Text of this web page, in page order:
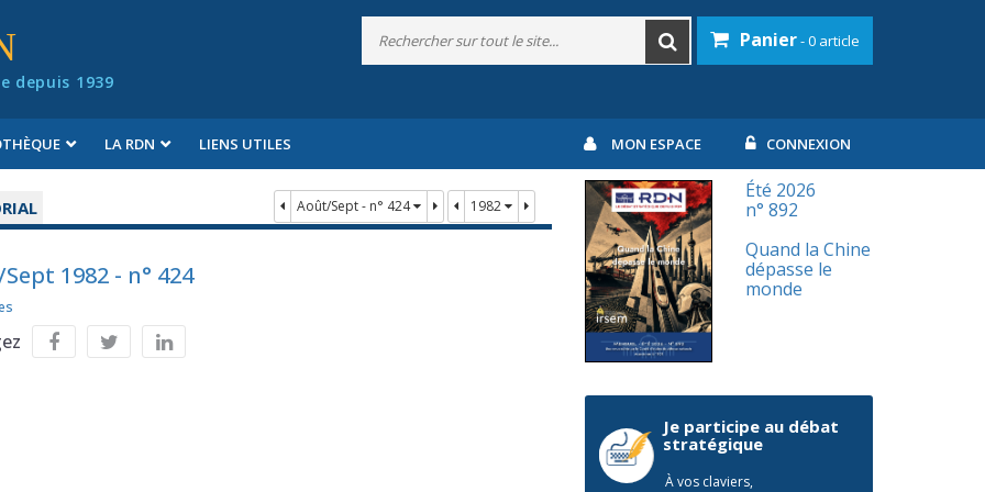
depuis 1939
Panier- 0 article
LA RDN LIENS UTILES MON ESPACE CONNEXION
Août/Sept - n° 424 1982
1982 - n° 424
Été 2026
n° 892
Quand la Chine
dépasse le
monde
Je participe au débat
stratégique
À vos claviers,